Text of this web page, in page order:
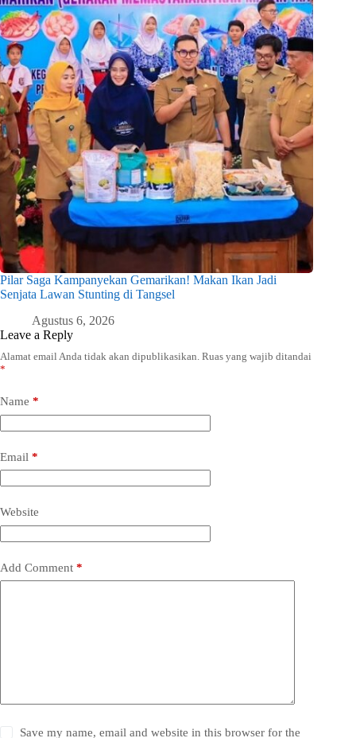
Pilar Saga Kampanyekan Gemarikan! Makan Ikan Jadi
Senjata Lawan Stunting di Tangsel
Agustus 6, 2026
Leave a Reply
Alamat email Anda tidak akan dipublikasikan. Ruas yang wajib ditandai
*
Name *
Email *
Website
Add Comment *
Save my name, email and website in this browser for the